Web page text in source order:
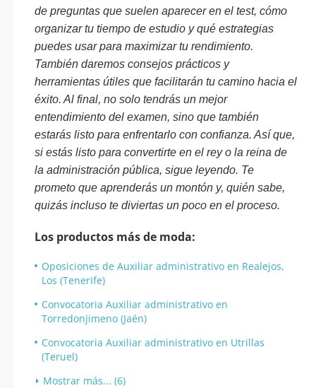
de preguntas que suelen aparecer en el test, cómo
organizar tu tiempo de estudio y qué estrategias
puedes usar para maximizar tu rendimiento.
También daremos consejos prácticos y
herramientas útiles que facilitarán tu camino hacia el
éxito. Al final, no solo tendrás un mejor
entendimiento del examen, sino que también
estarás listo para enfrentarlo con confianza. Así que,
si estás listo para convertirte en el rey o la reina de
la administración pública, sigue leyendo. Te
prometo que aprenderás un montón y, quién sabe,
quizás incluso te diviertas un poco en el proceso.
Los productos más de moda:
Oposiciones de Auxiliar administrativo en Realejos,
Los (Tenerife)
Convocatoria Auxiliar administrativo en
Torredonjimeno (Jaén)
Convocatoria Auxiliar administrativo en Utrillas
(Teruel)
Mostrar más... (6)